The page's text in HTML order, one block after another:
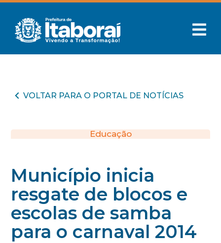
VOLTAR PARA O PORTAL DE NOTÍCIAS
Educação
Município inicia
resgate de blocos e
escolas de samba
para o carnaval 2014